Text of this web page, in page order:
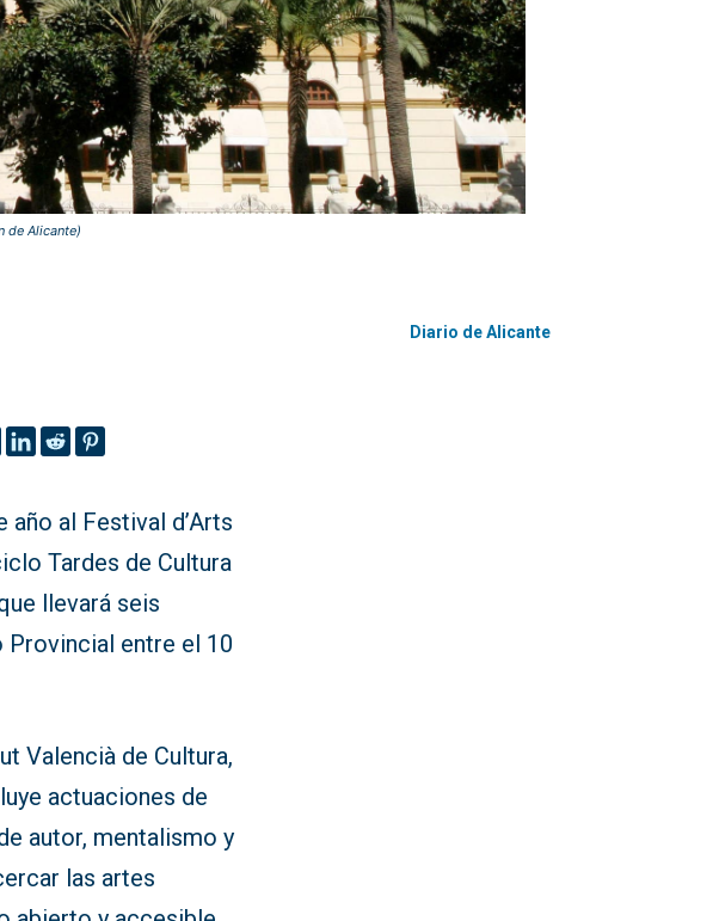
de Alicante)
Diario de Alicante
al Festival d’Arts
Tardes de Cultura
llevará seis
Provincial entre el 10
Valencià de Cultura,
actuaciones de
autor, mentalismo y
las artes